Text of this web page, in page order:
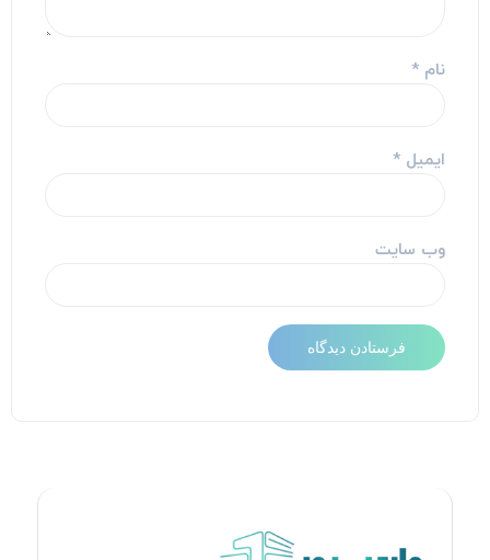
نام*
ایمیل*
وب‌ سایت